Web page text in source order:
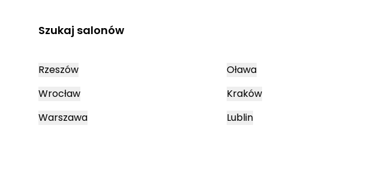
Szukaj salonów
Rzeszów
Wrocław
Warszawa
Oława
Kraków
Lublin